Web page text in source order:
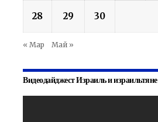
28 29 30
« Мар Май »
Видеодайджест Израиль и израильтяне